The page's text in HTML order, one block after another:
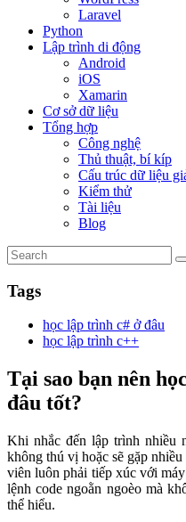
Laravel
Python
Lập trình di động
Android
iOS
Xamarin
Cơ sở dữ liệu
Tổng hợp
Công nghệ
Thủ thuật, bí kíp
Cấu trúc dữ liệu
Kiểm thử
Tài liệu
Blog
Tags
học lập trình c# ở đâu
học lập trình c++
Tại sao bạn nên
đâu tốt?
Khi nhắc đến lập trình nhiều
không thú vị hoặc sẽ gặp
viên luôn phải tiếp xúc với
lệnh code ngoằn ngoèo mà
thể hiểu.